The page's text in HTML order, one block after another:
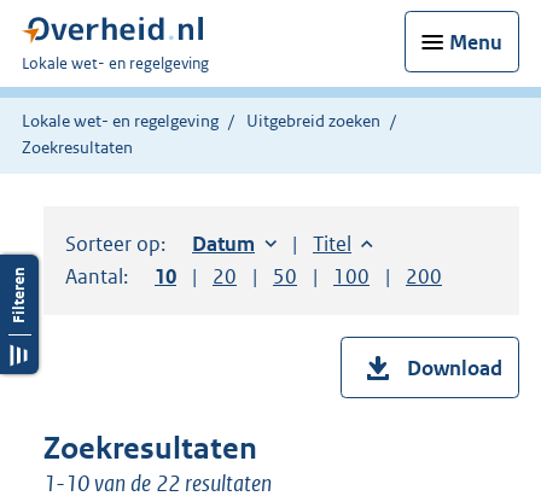
Menu
U
bent
hier:
Lokale wet- en regelgeving
Lokale wet- en regelgeving
Uitgebreid zoeken
Zoekresultaten
Sorteer op: Sorteer op:
Datum oplopendSorteer op:
Titel oplopend
Aantal:
Toon
10 resultaten per pagina
Toon
20 resultaten per pagina
Toon
50 resultaten per pagina
Toon
100 resultaten per
Toon
200
Download
Zoekresultaten
1-10 van de 22 resultaten